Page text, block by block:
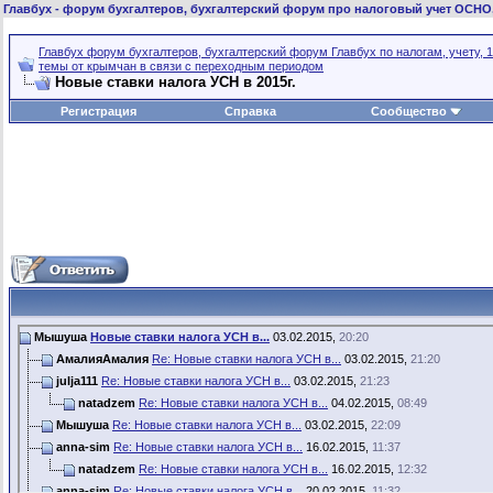
Главбух - форум бухгалтеров, бухгалтерский форум про налоговый учет
Главбух форум бухгалтеров, бухгалтерский форум Главбух по налогам, учету,
темы от крымчан в связи с переходным периодом
Новые ставки налога УСН в 2015г.
Регистрация Справка Сообщество
Мышуша Новые ставки налога УСН в... 03.02.2015, 20:20
АмалияАмалия Re: Новые ставки налога УСН в... 03.02.2015, 21:20
julja111 Re: Новые ставки налога УСН в... 03.02.2015, 21:23
natadzem Re: Новые ставки налога УСН в... 04.02.2015, 08:49
Мышуша Re: Новые ставки налога УСН в... 03.02.2015, 22:09
anna-sim Re: Новые ставки налога УСН в... 16.02.2015, 11:37
natadzem Re: Новые ставки налога УСН в... 16.02.2015, 12:32